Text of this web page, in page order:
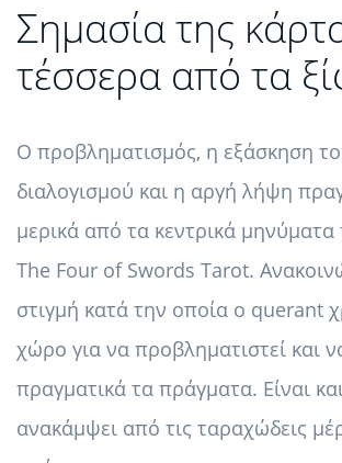
Σημασία της
τέσσερα από τα
Ο προβληματισμός, η εξάσκηση
διαλογισμού και η αργή λήψη
μερικά από τα κεντρικά μηνύματα
The Four of Swords Tarot.
στιγμή κατά την οποία ο querant
χώρο για να προβληματιστεί και
πραγματικά τα πράγματα. Είναι
ανακάμψει από τις ταραχώδεις